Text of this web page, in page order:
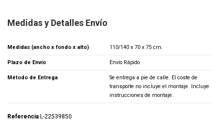
Medidas y Detalles Envío
Medidas (ancho x fondo x alto) 110/140 x 70 x 75 cm.
Plazo de Envío Envío Rápido
Método de Entrega
Se entrega a pie de calle. El coste de
transporte no incluye el montaje. Incluye
instrucciones de montaje.
Referencia L-22539850